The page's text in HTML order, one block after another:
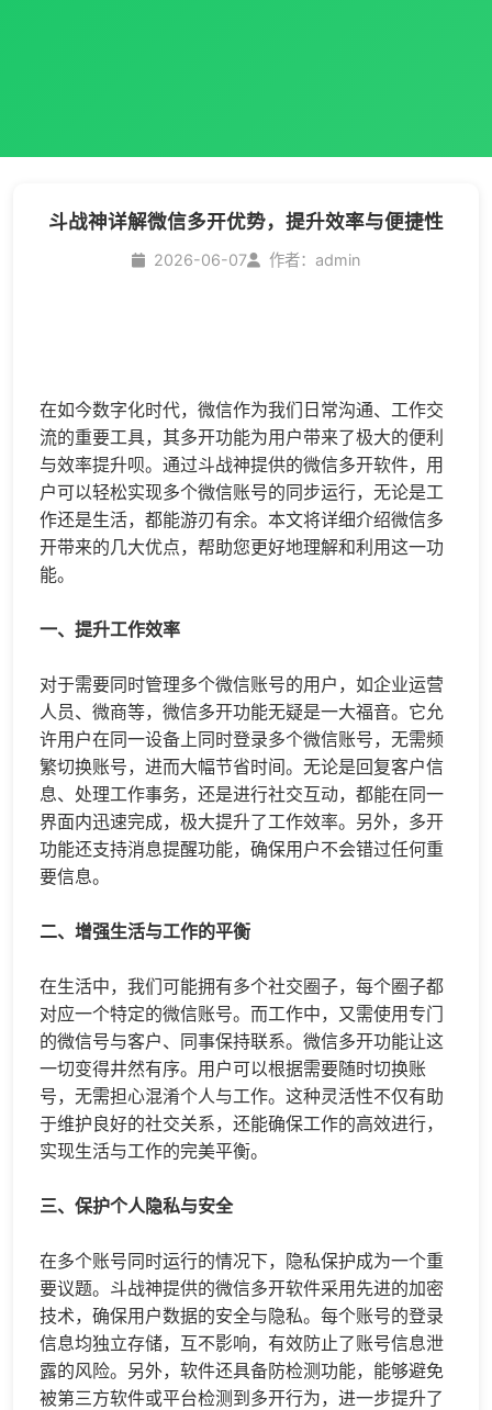
斗战神详解微信多开优势，提升效率与便捷性
2026-06-07 作者：admin
在如今数字化时代，微信作为我们日常沟通、工作交
流的重要工具，其多开功能为用户带来了极大的便利
与效率提升呗。通过斗战神提供的微信多开软件，用
户可以轻松实现多个微信账号的同步运行，无论是工
作还是生活，都能游刃有余。本文将详细介绍微信多
开带来的几大优点，帮助您更好地理解和利用这一功
能。
一、提升工作效率
对于需要同时管理多个微信账号的用户，如企业运营
人员、微商等， 微信多开功能无疑是一大福音。它允
许用户在同一设备上同时登录多个微信账号，无需频
繁切换账号，进而大幅节省时间。无论是回复客户信
息、处理工作事务，还是进行社交互动，都能在同一
界面内迅速完成，极大提升了工作效率。另外，多开
功能还支持消息提醒功能，确保用户不会错过任何重
要信息。
二、增强生活与工作的平衡
在生活中，我们可能拥有多个社交圈子，每个圈子都
对应一个特定的微信账号。而工作中，又需使用专门
的微信号与客户、同事保持联系。微信多开功能让这
一切变得井然有序。用户可以根据需要随时切换账
号，无需担心混淆个人与工作。这种灵活性不仅有助
于维护良好的社交关系，还能确保工作的高效进行，
实现生活与工作的完美平衡。
三、保护个人隐私与安全
在多个账号同时运行的情况下，隐私保护成为一个重
要议题。斗战神提供的微信多开软件采用先进的加密
技术，确保用户数据的安全与隐私。每个账号的登录
信息均独立存储，互不影响，有效防止了账号信息泄
露的风险。另外，软件还具备防检测功能，能够避免
被第三方软件或平台检测到多开行为，进一步提升了